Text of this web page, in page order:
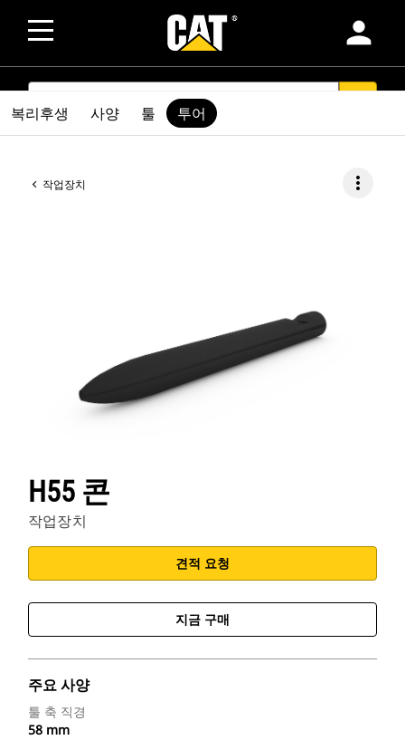
person
SEARCH
작업장치 more_vert
H55 콘
작업장치
견적 요청
지금 구매
주요 사양
툴 축 직경
58 mm
복리후생 사양 툴 투어